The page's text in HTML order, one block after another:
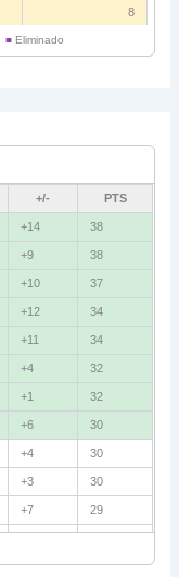
8
5
11
■Eliminado
+/- PTS
+14 38
+9 38
+10 37
+12 34
+11 34
+4 32
+1 32
+6 30
+4 30
+3 30
+7 29
+5 29
+2 27